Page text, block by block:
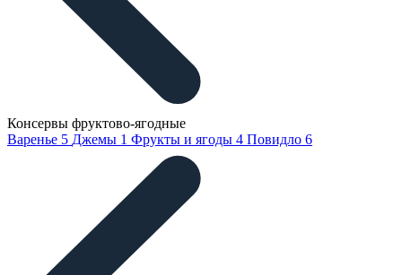
Консервы фруктово-ягодные
Варенье 5 Джемы 1 Фрукты и ягоды 4 Повидло 6